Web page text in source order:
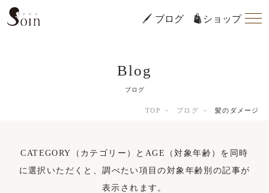
ブログ ショップ
Blog
ブログ
TOP ブログ 髪のダメージ
CATEGORY（カテゴリー）とAGE（対象年齢）を同時
に選択いただくと、調べたい項目の対象年齢別の記事が
表示されます。